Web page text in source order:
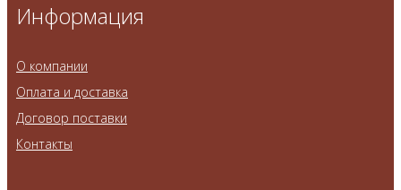
Информация
О компании
Оплата и доставка
Договор поставки
Контакты